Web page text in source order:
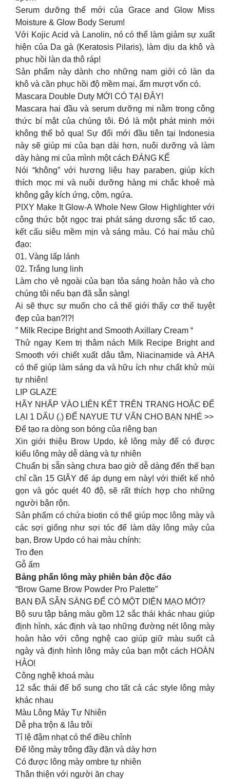
Serum dưỡng thể mới của Grace and Glow Miss
Moisture & Glow Body Serum!
Với Kojic Acid và Lanolin, nó có thể làm giảm sự xuất
hiện của Da gà (Keratosis Pilaris), làm dịu da khô và
phục hồi làn da thô ráp!
Sản phẩm này dành cho những nam giới có làn da
khô và cần phục hồi độ mềm mại, ẩm mượt vốn có.
Mascara Double Duty MỚI CÓ TẠI ĐÂY!
Mascara hai đầu và serum dưỡng mi nằm trong công
thức bí mật của chúng tôi. Đó là một phát minh mới
không thể bỏ qua! Sự đổi mới đầu tiên tại Indonesia
này sẽ giúp mi của bạn dài hơn, nuôi dưỡng và làm
dày hàng mi của mình một cách ĐÁNG KỂ
Nói “không” với hương liệu hay paraben, giúp kích
thích mọc mi và nuôi dưỡng hàng mi chắc khoẻ mà
không gây kích ứng, cộm, ngứa.
PIXY Make It Glow-A Whole New Glow Highlighter với
công thức bột ngọc trai phát sáng dương sắc tố cao,
kết cấu siêu mềm mịn và sáng màu. Có hai màu chủ
đạo:
01. Vàng lấp lánh
02. Trắng lung linh
Làm cho vẻ ngoài của bạn tỏa sáng hoàn hảo và cho
chúng tôi nếu bạn đã sẵn sàng!
Ai sẽ thực sự muốn cho cả thế giới thấy cơ thể tuyệt
đẹp của bạn?!?!
” Milk Recipe Bright and Smooth Axillary Cream “
Thử ngay Kem trị thâm nách Milk Recipe Bright and
Smooth với chiết xuất dâu tằm, Niacinamide và AHA
có thể giúp làm sáng da và hữu ích như chất khử mùi
tự nhiên!
LIP GLAZE
HÃY NHẤP VÀO LIÊN KẾT TRÊN TRANG HOẶC ĐỂ
LẠI 1 DẤU (.) ĐỂ NAYUE TƯ VẤN CHO BẠN NHÉ >>
Để tạo ra dòng son bóng của riêng bạn
Xin giới thiệu Brow Updo, kẻ lông mày để có được
kiểu lông mày dễ dàng và tự nhiên
Chuẩn bị sẵn sàng chưa bao giờ dễ dàng đến thế bạn
chỉ cần 15 GIÂY để áp dụng em này! với thiết kế nhỏ
gọn và góc quét 40 độ, sẽ rất thích hợp cho những
người bận rộn.
Sản phẩm có chứa biotin có thể giúp mọc lông mày và
các sợi giống như sợi tóc để làm dày lông mày của
bạn, Brow Updo có hai màu chính:
Tro đen
Gỗ ấm
Bảng phấn lông mày phiên bản độc đáo
“Brow Game Brow Powder Pro Palette”
BẠN ĐÃ SẴN SÀNG ĐỂ CÓ MỘT DIỆN MẠO MỚI?
Bộ sưu tập bảng màu gồm 12 sắc thái khác nhau giúp
định hình, xác định và tạo những đường nét lông mày
hoàn hảo với công nghệ cao giúp giữ màu suốt cả
ngày và định hình lông mày của bạn một cách HOÀN
HẢO!
Công nghệ khoá màu
12 sắc thái để bổ sung cho tất cả các style lông mày
khác nhau
Màu Lông Mày Tự Nhiên
Dễ pha trộn & lâu trôi
Tỉ lệ đậm nhạt có thể điều chỉnh
Để lông mày trông đầy đặn và dày hơn
Có được lông mày ombre tự nhiên
Thân thiện với người ăn chay